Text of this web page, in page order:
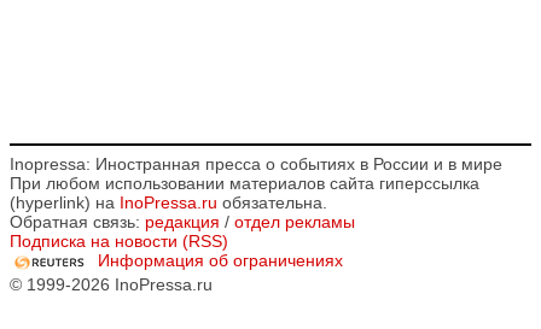
Inopressa: Иностранная пресса о событиях в России и в мире
При любом использовании материалов сайта гиперссылка
(hyperlink) на InoPressa.ru обязательна.
Обратная связь: редакция / отдел рекламы
Подписка на новости (RSS)
Информация об ограничениях
© 1999-2026 InoPressa.ru